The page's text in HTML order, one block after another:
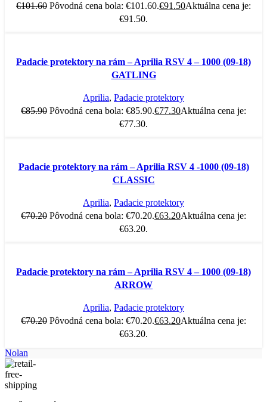
€101.60 Pôvodná cena bola: €101.60.€91.50Aktuálna cena je:
€91.50.
Padacie protektory na rám – Aprilia RSV 4 – 1000 (09-18)
GATLING
Aprilia, Padacie protektory
€85.90 Pôvodná cena bola: €85.90.€77.30Aktuálna cena je:
€77.30.
Padacie protektory na rám – Aprilia RSV 4 -1000 (09-18)
CLASSIC
Aprilia, Padacie protektory
€70.20 Pôvodná cena bola: €70.20.€63.20Aktuálna cena je:
€63.20.
Padacie protektory na rám – Aprilia RSV 4 – 1000 (09-18)
ARROW
Aprilia, Padacie protektory
€70.20 Pôvodná cena bola: €70.20.€63.20Aktuálna cena je:
€63.20.
Nolan